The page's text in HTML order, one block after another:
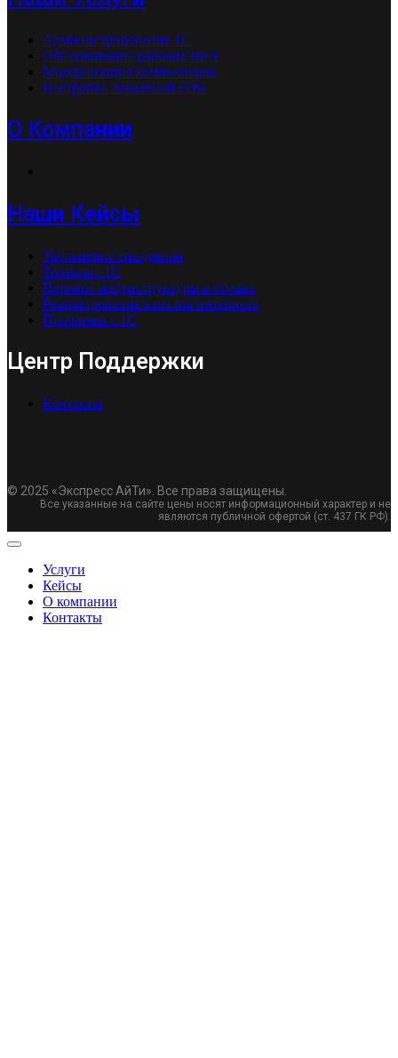
Администрирование 1С
Обслуживание рабочих мест
Модернизация компьютеров
Настройка локальной сети
О Компании
Наши Кейсы
Увольнение сисадмина
Тормозит 1С
Перенос инфраструктуры в облака
Резервирование каналов интернета
Проблемы с 1С
Центр Поддержки
Контакты
© 2025 «Экспресс АйТи». Все права защищены.
Все указанные на сайте цены носят информационный характер и не
являются публичной офертой (ст. 437 ГК РФ).
Услуги
Кейсы
О компании
Контакты